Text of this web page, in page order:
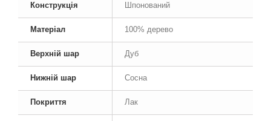
Конструкція Шпонований
Матеріал 100% дерево
Верхній шар Дуб
Нижній шар Сосна
Покриття Лак